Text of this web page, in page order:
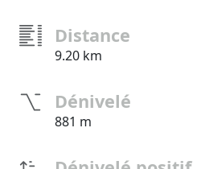
Distance
9.20 km
Dénivelé
881 m